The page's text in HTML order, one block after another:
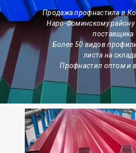
Продажа профнастилав
Наро-Фоминскому
поставщика
Более 50 видов
листа на
Профнастил оптом и